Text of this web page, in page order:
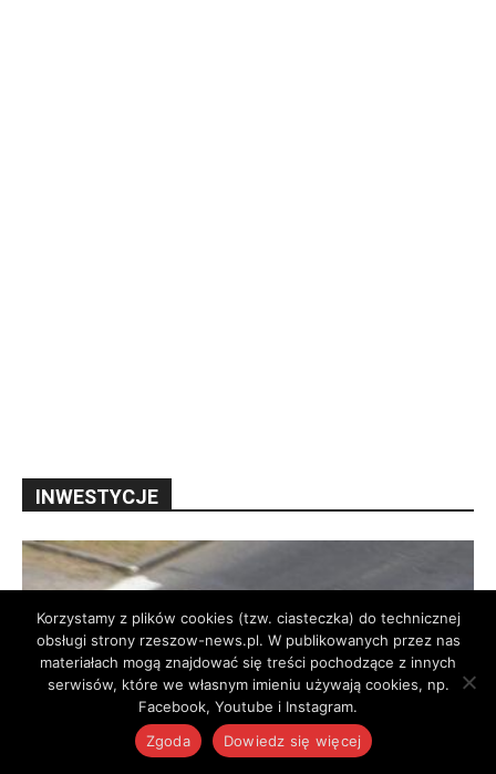
INWESTYCJE
Korzystamy z plików cookies (tzw. ciasteczka) do technicznej
obsługi strony rzeszow-news.pl. W publikowanych przez nas
materiałach mogą znajdować się treści pochodzące z innych
serwisów, które we własnym imieniu używają cookies, np.
Facebook, Youtube i Instagram.
Zgoda
Dowiedz się więcej